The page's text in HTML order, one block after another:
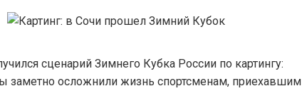
сценарий Зимнего Кубка России по картингу:
заметно осложнили жизнь спортсменам, приехавшим